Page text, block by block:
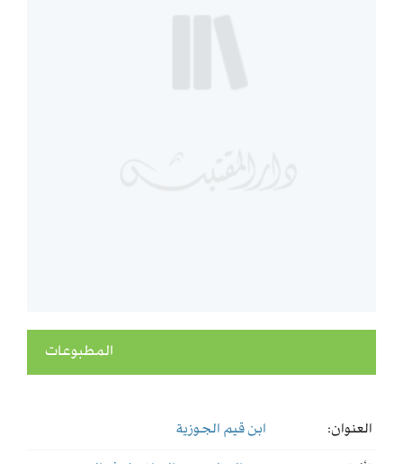
المطبوعات
العنوان:
ابن قيم الجوزية